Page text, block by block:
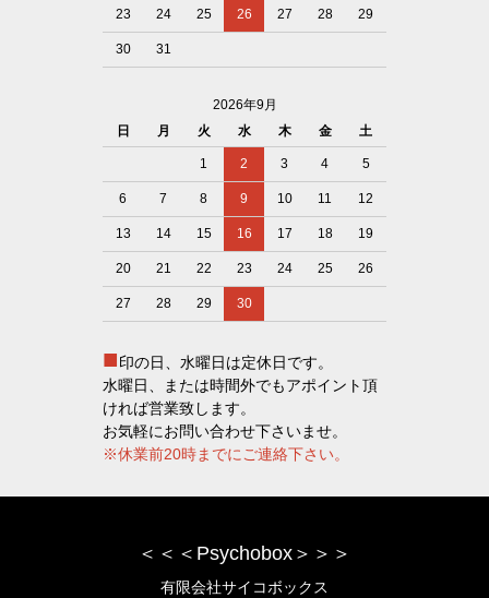
23 24 25 26 27 28 29
30 31
2026年9月
日
月 火 水 木 金 土
1 2 3 4 5
6 7 8 9 10 11 12
13 14 15 16 17 18 19
20 21 22 23 24 25 26
27 28 29 30
■印の日、水曜日は定休日です。
水曜日、または時間外でもアポイント頂
ければ営業致します。
お気軽にお問い合わせ下さいませ。
※休業前20時までにご連絡下さい。
＜＜＜Psychobox＞＞＞
有限会社サイコボックス